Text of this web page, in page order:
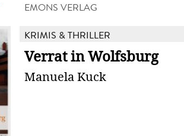
EMONS VERLAG
KRIMIS & THRILLER
Verrat in Wolfsburg
Manuela Kuck